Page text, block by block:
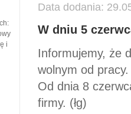
i
Data dodania:
W dniu 5
Informujemy, że
wolnym od pracy.
Od dnia 8
firmy. (łg)